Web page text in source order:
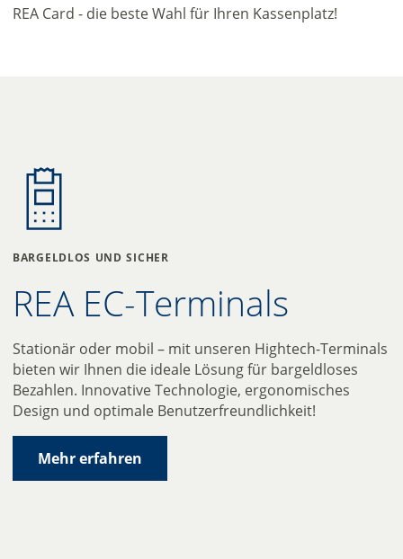
REA Card - die beste Wahl für Ihren Kassenplatz!
bargeldlos und sicher
REA EC-Terminals
Stationär oder mobil – mit unseren Hightech-Terminals
bieten wir Ihnen die ideale Lösung für bargeldloses
Bezahlen. Innovative Technologie, ergonomisches
Design und optimale Benutzerfreundlichkeit!
Mehr erfahren